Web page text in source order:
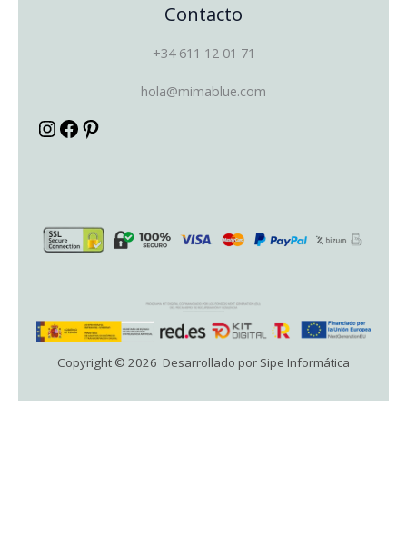
Contacto
+34 611 12 01 71
hola@mimablue.com
Copyright © 2026 Desarrollado por Sipe Informática